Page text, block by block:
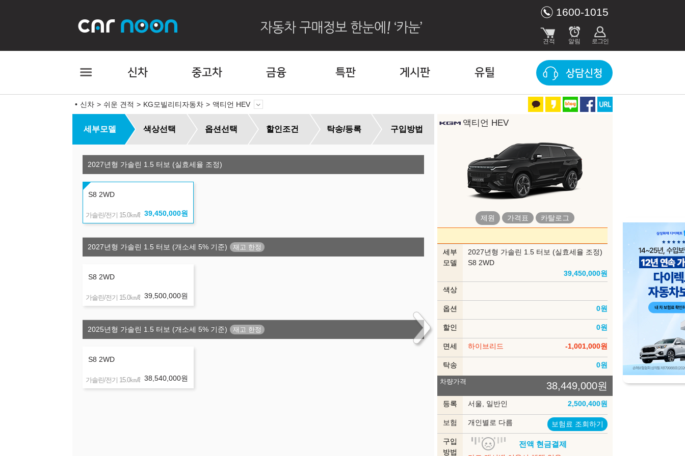
1600-1015
신차 중고차 금융 특판 게시판 유틸 상담신청
신차 쉬운 견적 KG모빌리티자동차 액티언 HEV
세부모델 색상선택 옵션선택 할인조건 탁송/등록 구입방법
2027년형 가솔린 1.5 터보 (실효세율 조정)
S8 2WD
가솔린/전기 15.0㎞/ℓ 39,450,000원
2027년형 가솔린 1.5 터보 (개소세 5% 기준)
S8 2WD
가솔린/전기 15.0㎞/ℓ 39,500,000원
2025년형 가솔린 1.5 터보 (개소세 5% 기준)
S8 2WD
가솔린/전기 15.0㎞/ℓ 38,540,000원
외장 색상
그랜드 화이트(WAA)
스페이스 블랙(LAK)
내장 색상
블랙 카멜/베이지 투톤
색상은 세부모델에 따라 적용되지 않는 것이 포함되어 있을 수 있으며, 내장색상
이 제한 될 수도 있습니다. 구매시 판매 가능한지 먼저 확인해 주시기 바랍니다.
액티언 HEV
제원 가격표 카탈로그
세부
모델
2027년형 가솔린 1.5 터보 (실효세율 조정)
S8 2WD
39,450,000원
색상
옵션 0원
할인 0원
면세 하이브리드 -1,001,000원
탁송 0원
차량가격 38,449,000원
등록 서울, 일반인 2,500,400원
보험 개인별로 다름 보험료 조회하기
구입
방법
전액 현금결제